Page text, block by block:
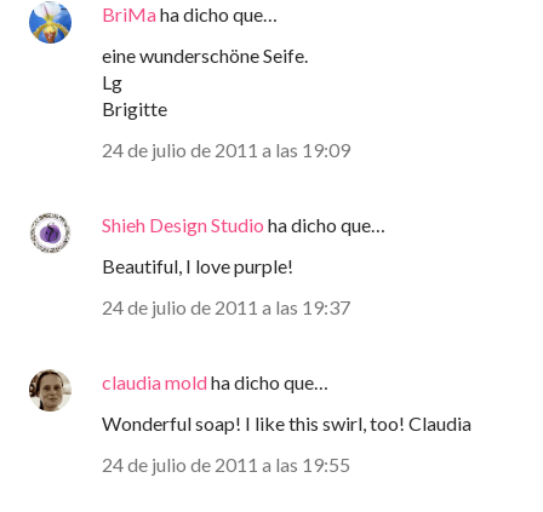
BriMaha dicho que…
eine wunderschöne Seife.
Lg
Brigitte
24 de julio de 2011 a las 19:09
Shieh Design Studio ha dicho que…
Beautiful, I love purple!
24 de julio de 2011 a las 19:37
claudia moldha dicho que…
Wonderful soap! I like this swirl, too! Claudia
24 de julio de 2011 a las 19:55